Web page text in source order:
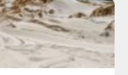
som en synlig del af